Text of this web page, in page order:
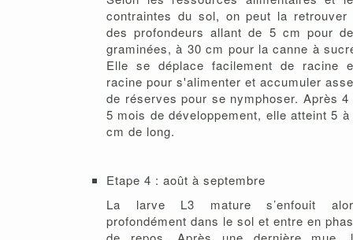
contraintes du sol, on peut la retrouver
des profondeurs allant de 5 cm pour
graminées, à 30 cm pour la canne à
Elle se déplace facilement de racine
racine pour s'alimenter et accumuler
de réserves pour se nymphoser. Après 4
5 mois de développement, elle atteint 5 à
cm de long.
Etape 4 : août à septembre
La larve L3 mature s’enfouit
profondément dans le sol et entre en